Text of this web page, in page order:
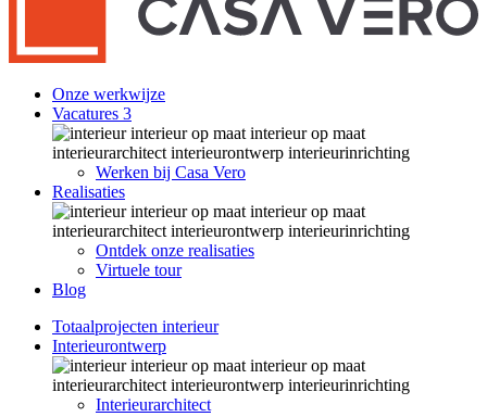
Onze werkwijze
Vacatures 3
Werken bij Casa Vero
Realisaties
Ontdek onze realisaties
Virtuele tour
Blog
Totaalprojecten interieur
Interieurontwerp
Interieurarchitect